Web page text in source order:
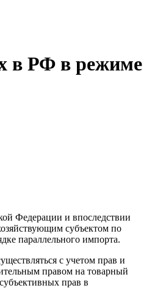
в РФ в режиме
Федерации и впоследствии
субъектом по
параллельного импорта.
с учетом прав и
правом на товарный
прав в